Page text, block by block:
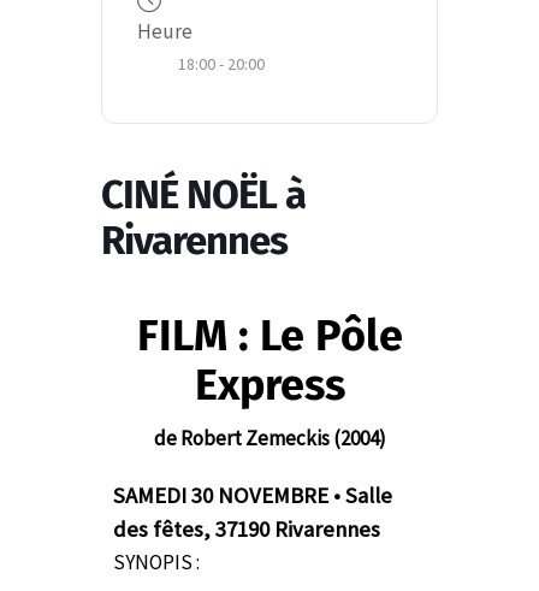
Heure
18:00 - 20:00
CINÉ NOËL à
Rivarennes
FILM : Le Pôle
Express
deRobert Zemeckis (2004)
SAMEDI 30 NOVEMBRE • Salle
des fêtes,37190Rivarennes
SYNOPIS :